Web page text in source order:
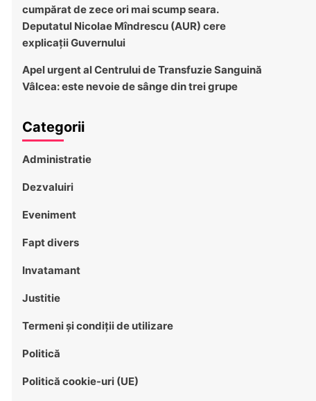
cumpărat de zece ori mai scump seara.
Deputatul Nicolae Mîndrescu (AUR) cere
explicații Guvernului
Apel urgent al Centrului de Transfuzie Sanguină
Vâlcea: este nevoie de sânge din trei grupe
Categorii
Administratie
Dezvaluiri
Eveniment
Fapt divers
Invatamant
Justitie
Termeni și condiții de utilizare
Politică
Politică cookie-uri (UE)